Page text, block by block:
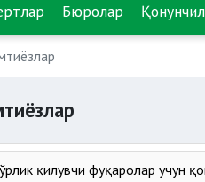
Бюролар
қилувчи фуқаролар учун